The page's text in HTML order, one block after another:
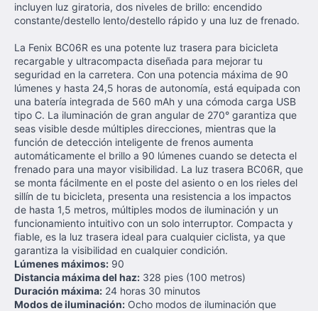
incluyen luz giratoria, dos niveles de brillo: encendido
constante/destello lento/destello rápido y una luz de frenado.
La Fenix ​​BC06R es una potente luz trasera para bicicleta
recargable y ultracompacta diseñada para mejorar tu
seguridad en la carretera. Con una potencia máxima de 90
lúmenes y hasta 24,5 horas de autonomía, está equipada con
una batería integrada de 560 mAh y una cómoda carga USB
tipo C. La iluminación de gran angular de 270° garantiza que
seas visible desde múltiples direcciones, mientras que la
función de detección inteligente de frenos aumenta
automáticamente el brillo a 90 lúmenes cuando se detecta el
frenado para una mayor visibilidad. La luz trasera BC06R, que
se monta fácilmente en el poste del asiento o en los rieles del
sillín de tu bicicleta, presenta una resistencia a los impactos
de hasta 1,5 metros, múltiples modos de iluminación y un
funcionamiento intuitivo con un solo interruptor. Compacta y
fiable, es la luz trasera ideal para cualquier ciclista, ya que
garantiza la visibilidad en cualquier condición.
Lúmenes máximos: 90
Distancia máxima del haz: 328 pies (100 metros)
Duración máxima: 24 horas 30 minutos
Modos de iluminación: Ocho modos de iluminación que